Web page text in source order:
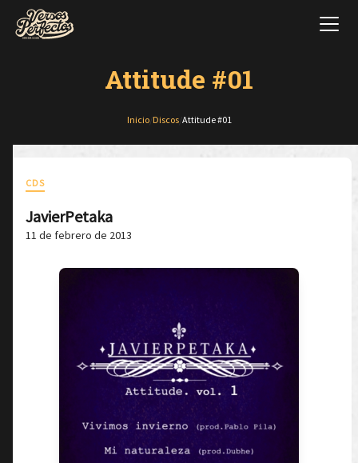
Attitude #01
Inicio/ Discos/ Attitude #01
CDS
JavierPetaka
11 de febrero de 2013